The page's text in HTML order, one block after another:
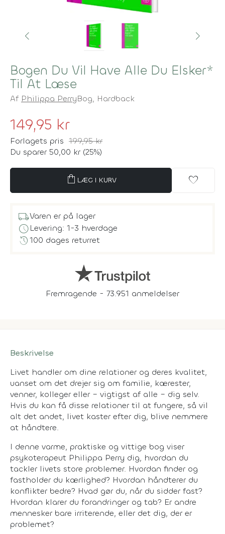
Bogen Du Vil Have Alle Du Elsker*
Til At Læse
Af Philippa PerryBog, Hardback
149,95 kr
Forlagets pris 199,95 kr
Du sparer 50,00 kr (25%)
shopping_bag LÆG I KURV favorite
local_shippingVaren er på lager
scheduleLevering: 1-3 hverdage
history100 dages returret
Fremragende - 73.951 anmeldelser
Beskrivelse
Livet handler om dine relationer og deres kvalitet,
uanset om det drejer sig om familie, kærester,
venner, kolleger eller – vigtigst af alle – dig selv.
Hvis du kan få disse relationer til at fungere, så vil
alt det andet, livet kaster efter dig, blive nemmere
at håndtere.
I denne varme, praktiske og vittige bog viser
psykoterapeut Philippa Perry dig, hvordan du
tackler livets store problemer. Hvordan finder og
fastholder du kærlighed? Hvordan håndterer du
konflikter bedre? Hvad gør du, når du sidder fast?
Hvordan klarer du forandringer og tab? Er andre
mennesker bare irriterende, eller det dig, der er
problemet?